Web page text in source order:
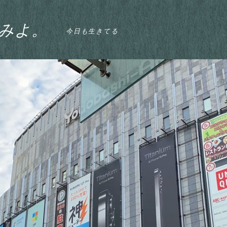
よ。 今日も生きてる